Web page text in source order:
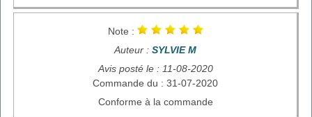
Note :
Auteur : SYLVIE M
Avis posté le : 11-08-2020
Commande du : 31-07-2020
Conforme à la commande